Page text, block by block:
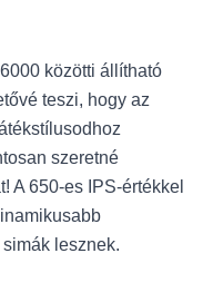
közötti állítható
teszi, hogy az
szeretné
A 650-es IPS-értékkel
lesznek.